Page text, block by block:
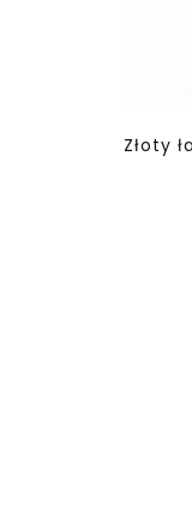
Złoty